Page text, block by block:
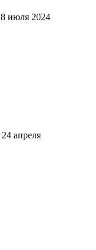
8 июля 2024
24 апреля